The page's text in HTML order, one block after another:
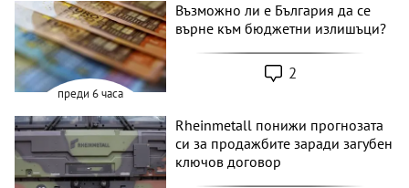
преди 6 часа
Възможно ли е България да се
върне към бюджетни излишъци?
2
Rheinmetall понижи прогнозата
си за продажбите заради загубен
ключов договор